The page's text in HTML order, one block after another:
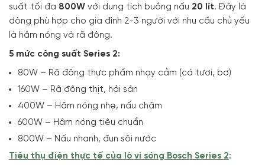
suất tối đa 800W với dung tích buồng nấu 20 lít. Đây là
dòng phù hợp cho gia đình 2-3 người với nhu cầu chủ yếu
là hâm nóng và rã đông.
5 mức công suất Series 2:
80W – Rã đông thực phẩm nhạy cảm (cá tươi, bơ)
160W – Rã đông thịt, hải sản
400W – Hâm nóng nhẹ, nấu chậm
600W – Hâm nóng tiêu chuẩn
800W – Nấu nhanh, đun sôi nước
Tiêu thụ điện thực tế của lò vi sóng Bosch Series 2: